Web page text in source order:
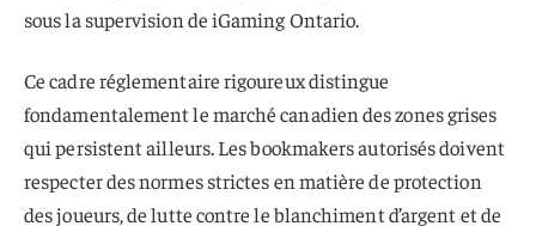
sous la supervision de iGaming Ontario.
Ce cadre réglementaire rigoureux distingue
fondamentalement le marché canadien des zones grises
qui persistent ailleurs. Les bookmakers autorisés doivent
respecter des normes strictes en matière de protection
des joueurs, de lutte contre le blanchiment d’argent et de